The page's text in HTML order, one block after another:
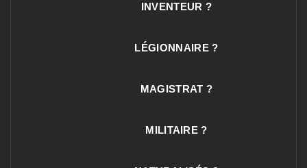
INVENTEUR ?
LÉGIONNAIRE ?
MAGISTRAT ?
MILITAIRE ?